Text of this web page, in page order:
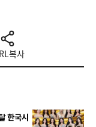
복사